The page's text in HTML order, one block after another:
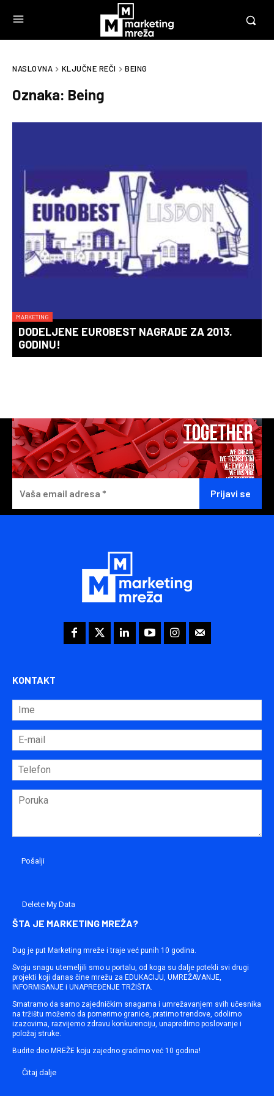
NASLOVNA KLJUČNE REČI BEING
Oznaka: Being
MARKETING
DODELJENE EUROBEST NAGRADE ZA 2013.
GODINU!
KONTAKT
Delete My Data
ŠTA JE MARKETING MREŽA?
Dug je put Marketing mreže i traje već punih 10 godina.
Svoju snagu utemeljili smo u portalu, od koga su dalje potekli svi drugi
projekti koji danas čine mrežu za EDUKACIJU, UMREŽAVANJE,
INFORMISANJE i UNAPREĐENJE TRŽIŠTA.
Smatramo da samo zajedničkim snagama i umrežavanjem svih učesnika
na tržištu možemo da pomerimo granice, pratimo trendove, odolimo
izazovima, razvijemo zdravu konkurenciju, unapredimo poslovanje i
položaj struke.
Budite deo MREŽE koju zajedno gradimo već 10 godina!
Čitaj dalje